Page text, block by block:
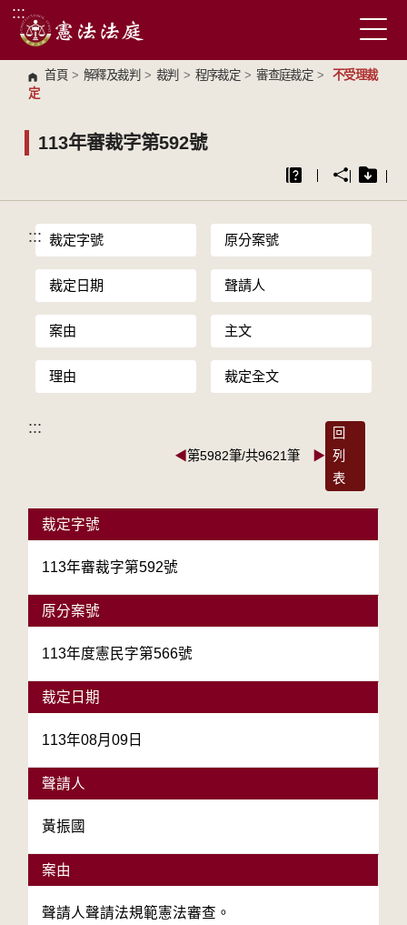
跳到主要內容區塊
:::
首頁 > 解釋及裁判 > 裁判 > 程序裁定 > 審查庭裁定 >
不受理裁
定
113年審裁字第592號
::: 裁定字號 原分案號
裁定日期 聲請人
案由 主文
理由 裁定全文
:::
◀第5982筆/共9621筆 ▶
回
列
表
裁定字號
113年審裁字第592號
原分案號
113年度憲民字第566號
裁定日期
113年08月09日
聲請人
黃振國
案由
聲請人聲請法規範憲法審查。